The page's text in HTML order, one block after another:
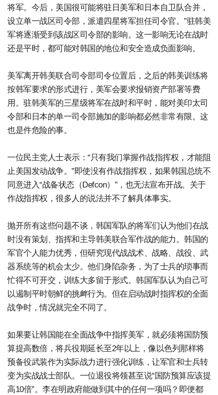
将军。今后，美国很可能将驻日美军和日本自卫队合并，
设立单一战区司令部，派遣四星将军担任司令官。”驻韩美
军将逐渐受到该战区司令部的影响。这一影响无论在战时
还是平时，都可能对韩国的地位和安全造成负面影响。
美军离开韩美联合司令部司令位置后，之后的韩美训练将
按韩军要求的形式进行，美军会要求报销资产部署等费
用。驻韩美军的三星级将军在战时和平时，能对美印太司
令部和日本的单一司令部施加的影响都必然非常有限。这
也是件危险的事。
一位民主党人士表示：“只有我们掌握作战指挥权，才能阻
止美国发动战争。”即使没有作战指挥权，如果韩国总统不
同意进入“战备状态（Defcon）”，也无法宣布开战。关于
作战指挥权，很多人的说法并不了解具体事实。
抛开所有这些问题不谈，韩国军队的将军们认为他们在战
时没有策划、指挥和主导韩美联合军作战的能力。韩国的
军官个人能力优秀，但研究现代战战术、战略、战役、武
器系统等的机会太少。他们身陷杂务，为了士兵的琐事而
忙得不可开交，训练大多留于形式。韩国军队认为自己可
以遏制平时朝鲜的挑衅行为。但在启动战时指挥权的全面
战争时，情况就完全不同了。
如果要让韩国能在全面战争中指挥美军，就必须将国防预
算提高数倍，将兵役期延长至2年以上，像以色列那样将
预备役武装作为实际战力进行强化训练，让军官和士兵转
变为实战战士部队。一位退役将领甚至说“国防预算应该提
高10倍”。李在明政府能做到其中的任何一项吗？即便都